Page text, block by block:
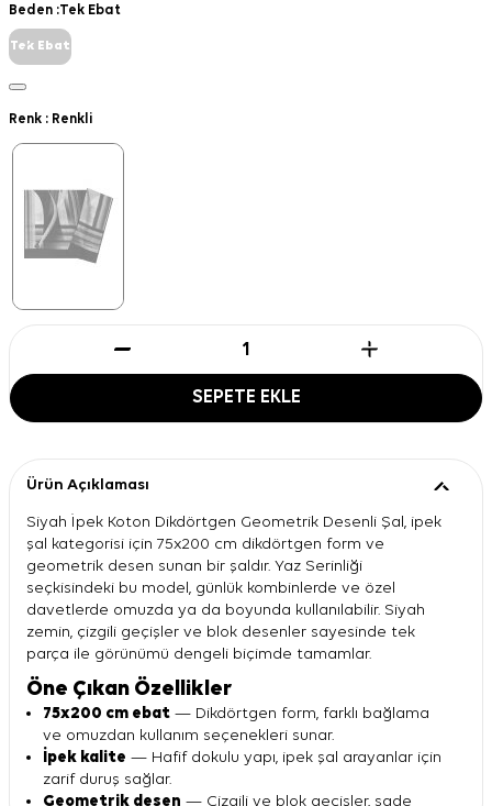
Beden :Tek Ebat
Tek Ebat
Renk : Renkli
SEPETE EKLE
Ürün Açıklaması
Siyah İpek Koton Dikdörtgen Geometrik Desenli Şal, ipek
şal kategorisi için 75x200 cm dikdörtgen form ve
geometrik desen sunan bir şaldır. Yaz Serinliği
seçkisindeki bu model, günlük kombinlerde ve özel
davetlerde omuzda ya da boyunda kullanılabilir. Siyah
zemin, çizgili geçişler ve blok desenler sayesinde tek
parça ile görünümü dengeli biçimde tamamlar.
Öne Çıkan Özellikler
75x200 cm ebat — Dikdörtgen form, farklı bağlama
ve omuzdan kullanım seçenekleri sunar.
İpek kalite — Hafif dokulu yapı, ipek şal arayanlar için
zarif duruş sağlar.
Geometrik desen — Çizgili ve blok geçişler, sade